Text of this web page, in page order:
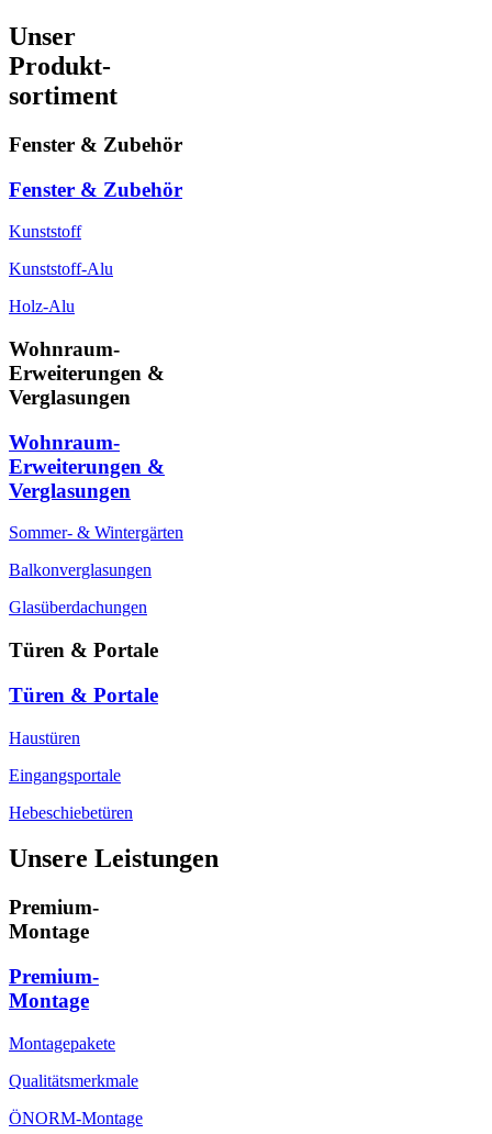
Unser
Produkt-
sortiment
Fenster & Zubehör
Fenster & Zubehör
Kunststoff
Kunststoff-Alu
Holz-Alu
Wohnraum-
Erweiterungen &
Verglasungen
Wohnraum-
Erweiterungen &
Verglasungen
Sommer- & Wintergärten
Balkonverglasungen
Glasüberdachungen
Türen & Portale
Türen & Portale
Haustüren
Eingangsportale
Hebeschiebetüren
Unsere Leistungen
Premium-
Montage
Premium-
Montage
Montagepakete
Qualitätsmerkmale
ÖNORM-Montage